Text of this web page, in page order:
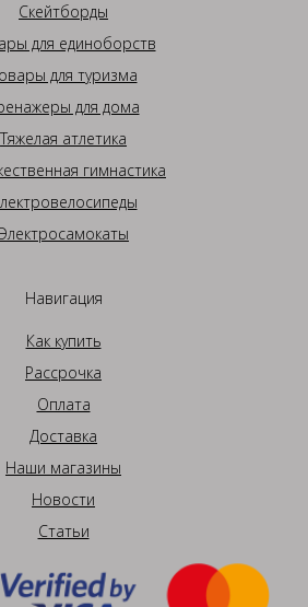
Скейтборды
для единоборств
для туризма
для дома
Тяжелая атлетика
гимнастика
Навигация
Как купить
Рассрочка
Оплата
Доставка
Наши магазины
Новости
Статьи